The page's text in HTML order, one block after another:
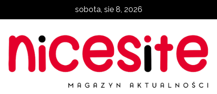
sobota, sie 8, 2026